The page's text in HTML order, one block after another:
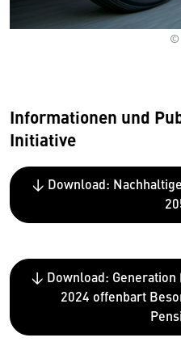
©
Informationen und
Initiative
↓ Download:
↓ Download: Generation
2024 offenbart